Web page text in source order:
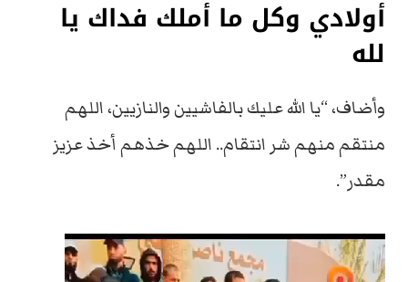
أولادي وكل ما أملك فداك يا
لله
وأضاف، “يا الله عليك بالفاشيين والنازيين، اللهم
منتقم منهم شر انتقام.. اللهم خذهم أخذ عزيز
مقدر”.